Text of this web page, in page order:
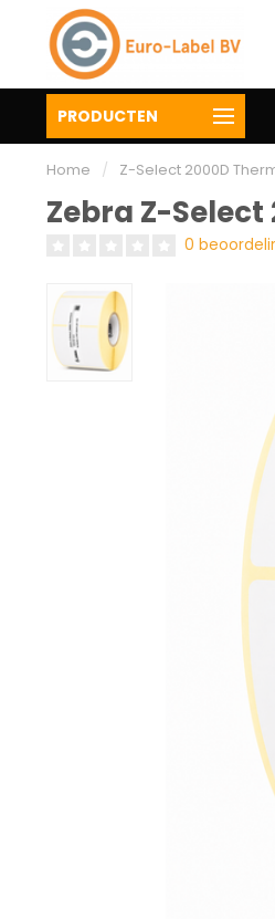
PRODUCTEN
Voor 16:00u besteld is
vandaag verzonden
Home / Z-Select 2000D
Zebra Z-Select
0